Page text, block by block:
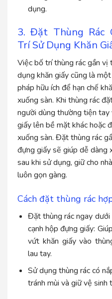
dụng.
3. Đặt Thùng Rác
Trí Sử Dụng Khăn
Việc bố trí thùng rác gần vị
dụng khăn giấy cũng là
pháp hữu ích để hạn chế
xuống sàn. Khi thùng rác
người dùng thường tiện tay
giấy lên bề mặt khác hoặc
xuống sàn. Đặt thùng rác
đựng giấy sẽ giúp dễ dàng
sau khi sử dụng, giữ cho
luôn gọn gàng.
Cách đặt thùng rác
Đặt thùng rác ngay dưới
cạnh hộp đựng giấy:
vứt khăn giấy vào
lau tay.
Sử dụng thùng rác có
tránh mùi và giữ vệ sinh